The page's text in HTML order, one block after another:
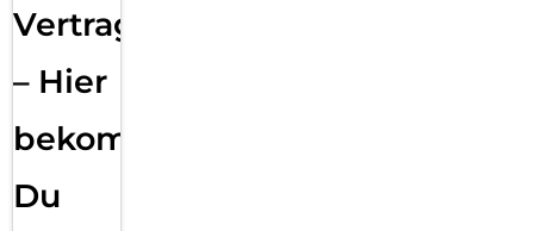
Vertragsabwicklung
– Hier
bekommst
Du